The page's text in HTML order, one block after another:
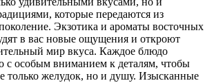
которые передаются из
Экзотика и ароматы восточных
в вас новые ощущения и откроют
мир вкуса. Каждое блюдо
с особым вниманием к деталям, чтобы
только желудок, но и душу. Изысканные